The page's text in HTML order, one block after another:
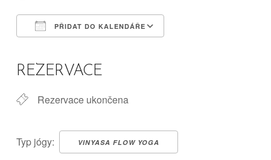
PŘIDAT DO KALENDÁŘE
REZERVACE
Rezervace ukončena
Typ jógy: VINYASA FLOW YOGA